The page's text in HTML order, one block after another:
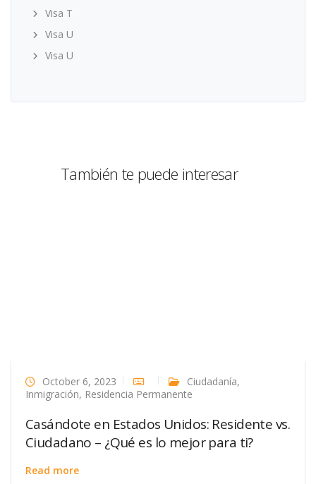
Visa T
Visa U
Visa U
También te puede interesar
October 6, 2023 Ciudadanía,
Inmigración, Residencia Permanente
Casándote en Estados Unidos: Residente vs.
Ciudadano – ¿Qué es lo mejor para ti?
Read more